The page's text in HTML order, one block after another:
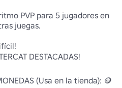
PVP para 5 jugadores en
juegas.
DESTACADAS!
(Usa en la tienda): 🪙